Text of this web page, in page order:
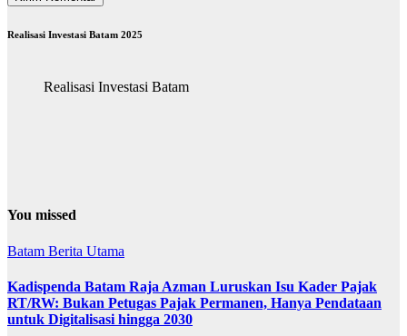
Realisasi Investasi Batam 2025
Realisasi Investasi Batam
You missed
Batam Berita Utama
Kadispenda Batam Raja Azman Luruskan Isu Kader Pajak
RT/RW: Bukan Petugas Pajak Permanen, Hanya Pendataan
untuk Digitalisasi hingga 2030